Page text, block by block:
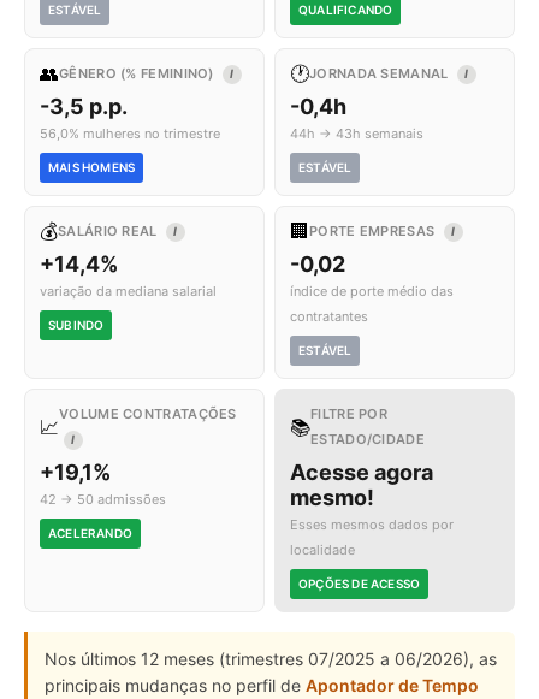
ESTÁVEL QUALIFICANDO
👥GÊNERO (% FEMININO) I
-3,5 p.p.
56,0% mulheres no trimestre
MAIS HOMENS
🕐JORNADA SEMANAL I
-0,4h
44h → 43h semanais
ESTÁVEL
💰SALÁRIO REAL I
+14,4%
variação da mediana salarial
SUBINDO
🏢 PORTE EMPRESAS I
-0,02
índice de porte médio das
contratantes
ESTÁVEL
📈
VOLUME CONTRATAÇÕES
I
+19,1%
42 → 50 admissões
ACELERANDO
📚
FILTRE POR
ESTADO/CIDADE
Acesse agora
mesmo!
Esses mesmos dados por
localidade
OPÇÕES DE ACESSO
Nos últimos 12 meses (trimestres 07/2025 a 06/2026), as
principais mudanças no perfil de Apontador de Tempo